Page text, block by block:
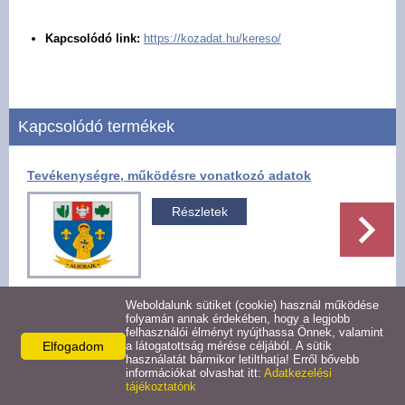
Választási információk -
Közérdekű adatok -
Alsórajk
EFOP-1.5.2-16-2017-00008
Kapcsolódó link: https://kozadat.hu/kereso/
Kapcsolódó termékek
Tevékenységre, működésre vonatkozó adatok
Részletek
Facebook X
Vissza az előző oldalra!
Elfogadom
Weboldalunk sütiket (cookie) használ működése
folyamán annak érdekében, hogy a legjobb
felhasználói élményt nyújthassa Önnek, valamint
a látogatottság mérése céljából. A sütik
használatát bármikor letilthatja! Erről bővebb
információkat olvashat itt: Adatkezelési
tájékoztatónk